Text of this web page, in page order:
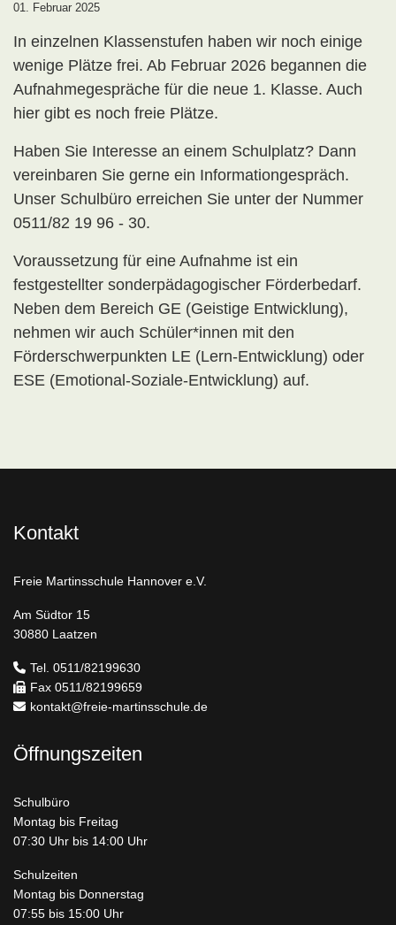
01. Februar 2025
In einzelnen Klassenstufen haben wir noch einige
wenige Plätze frei. Ab Februar 2026 begannen die
Aufnahmegespräche für die neue 1. Klasse. Auch
hier gibt es noch freie Plätze.
Haben Sie Interesse an einem Schulplatz? Dann
vereinbaren Sie gerne ein Informationgespräch.
Unser Schulbüro erreichen Sie unter der Nummer
0511/82 19 96 - 30.
Voraussetzung für eine Aufnahme ist ein
festgestellter sonderpädagogischer Förderbedarf.
Neben dem Bereich GE (Geistige Entwicklung),
nehmen wir auch Schüler*innen mit den
Förderschwerpunkten LE (Lern-Entwicklung) oder
ESE (Emotional-Soziale-Entwicklung) auf.
Kontakt
Freie Martinsschule Hannover e.V.
Am Südtor 15
30880 Laatzen
Tel. 0511/82199630
Fax 0511/82199659
kontakt@freie-martinsschule.de
Öffnungszeiten
Schulbüro
Montag bis Freitag
07:30 Uhr bis 14:00 Uhr
Schulzeiten
Montag bis Donnerstag
07:55 bis 15:00 Uhr